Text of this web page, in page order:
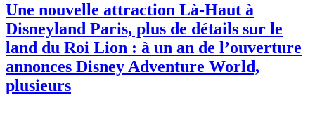
Une nouvelle attraction Là-Haut à
Disneyland Paris, plus de détails sur le
land du Roi Lion : à un an de l’ouverture
annonces Disney Adventure World,
plusieurs